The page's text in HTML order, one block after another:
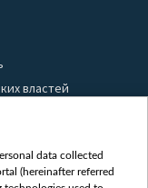
властей
data collected
(hereinafter referred